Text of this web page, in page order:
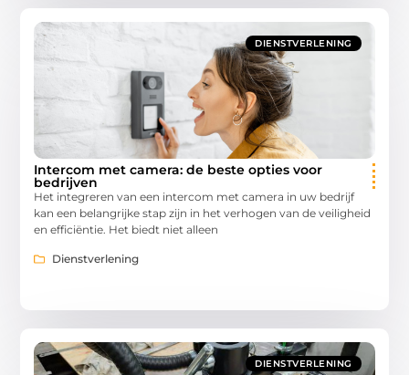
DIENSTVERLENING
Intercom met camera: de beste opties voor
bedrijven
Het integreren van een intercom met camera in uw bedrijf
kan een belangrijke stap zijn in het verhogen van de veiligheid
en efficiëntie. Het biedt niet alleen
Dienstverlening
DIENSTVERLENING